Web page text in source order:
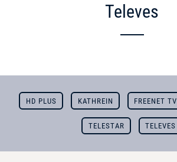
Televes
HD PLUS KATHREIN FREENET TV
TELESTAR TELEVES